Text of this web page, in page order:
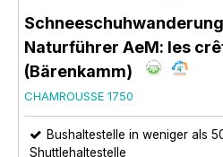
Naturführer AeM: les
(Bärenkamm)
CHAMROUSSE 1750
Bushaltestelle in weniger als
Shuttlehaltestelle